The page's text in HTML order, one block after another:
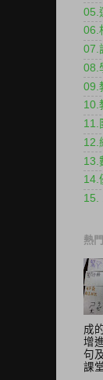
05.
06.
07.
08.
09.
10.
11.
12.
13.
14.
15.
熱
成
增
句
課